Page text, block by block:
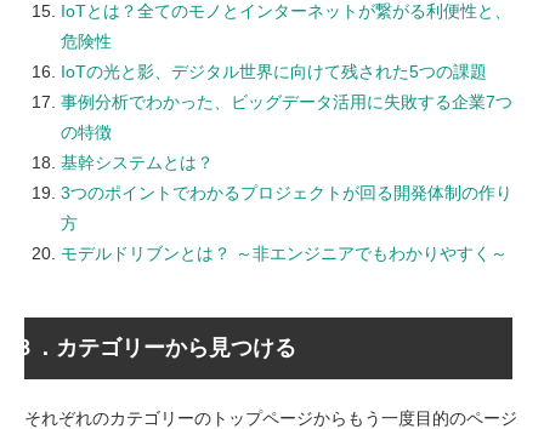
IoTとは？全てのモノとインターネットが繋がる利便性と、
危険性
IoTの光と影、デジタル世界に向けて残された5つの課題
事例分析でわかった、ビッグデータ活用に失敗する企業7つ
の特徴
基幹システムとは？
3つのポイントでわかるプロジェクトが回る開発体制の作り
方
モデルドリブンとは？ ～非エンジニアでもわかりやすく～
３．カテゴリーから見つける
それぞれのカテゴリーのトップページからもう一度目的のページ